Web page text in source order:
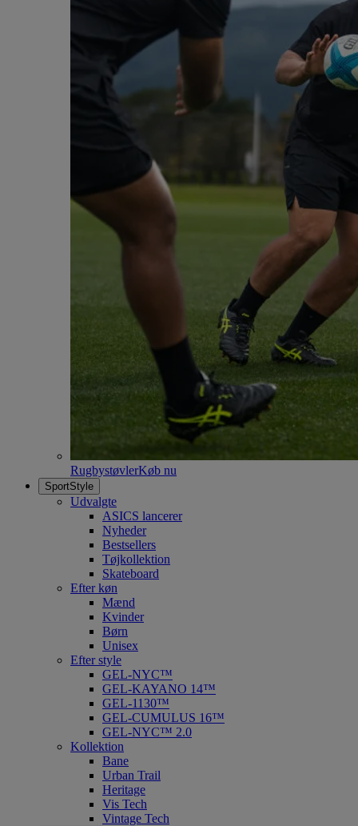
RugbystøvlerKøb nu
SportStyle
Udvalgte
ASICS lancerer
Nyheder
Bestsellers
Tøjkollektion
Skateboard
Efter køn
Mænd
Kvinder
Børn
Unisex
Efter style
GEL-NYC™
GEL-KAYANO 14™
GEL-1130™
GEL-CUMULUS 16™
GEL-NYC™ 2.0
Kollektion
Bane
Urban Trail
Heritage
Vis Tech
Vintage Tech